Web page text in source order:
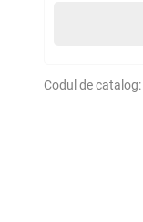
Codul de catalog: